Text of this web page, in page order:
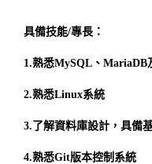
具備技能/專長：
1.熟悉MySQL、MariaDB
2.熟悉Linux系統
3.了解資料庫設計，具備
4.熟悉Git版本控制系統